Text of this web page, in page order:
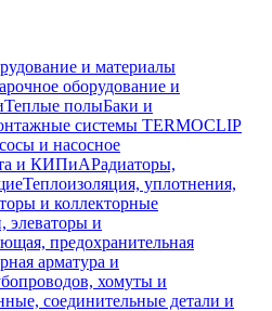
и материалы
оборудование и
Теплые полыБаки и
системы TERMOCLIP
и насосное
и КИПиАРадиаторы,
Теплоизоляция, уплотнения,
и коллекторные
элеваторы и
предохранительная
арматура и
хомуты и
соединительные детали и